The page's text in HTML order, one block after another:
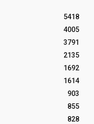
5418
4005
3791
2135
1692
1614
903
855
828